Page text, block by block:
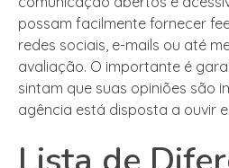
possam facilmente fornecer
redes sociais, e-mails ou até
avaliação. O importante é
sintam que suas opiniões são
agência está disposta a ouvir